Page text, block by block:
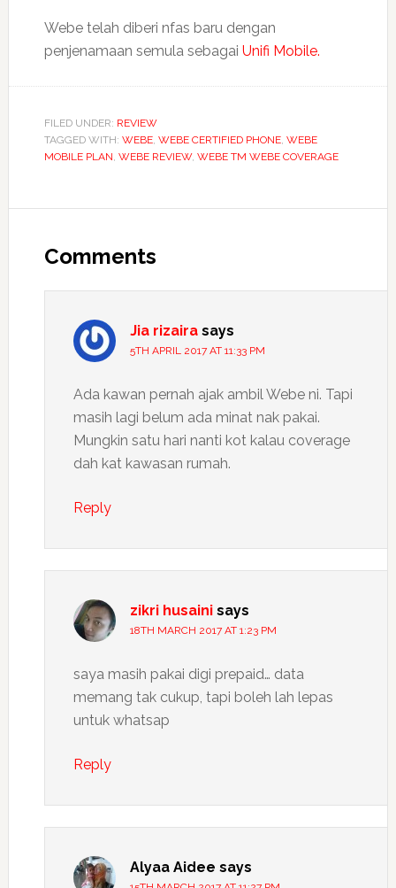
Webe telah diberi nfas baru dengan
penjenamaan semula sebagai Unifi Mobile.
FILED UNDER: REVIEW
TAGGED WITH: WEBE, WEBE CERTIFIED PHONE, WEBE
MOBILE PLAN WEBE REVIEW, WEBE TM WEBE COVERAGE
Interactions
Comments
Jia rizaira says
5TH APRIL 2017 AT 11:33 PM
Ada kawan pernah ajak ambil Webe ni. Tapi
masih lagi belum ada minat nak pakai.
Mungkin satu hari nanti kot kalau coverage
dah kat kawasan rumah.
Reply
zikri husaini says
18TH MARCH 2017 AT 1:23 PM
saya masih pakai digi prepaid… data
memang tak cukup, tapi boleh lah lepas
untuk whatsap
Reply
Alyaa Aidee says